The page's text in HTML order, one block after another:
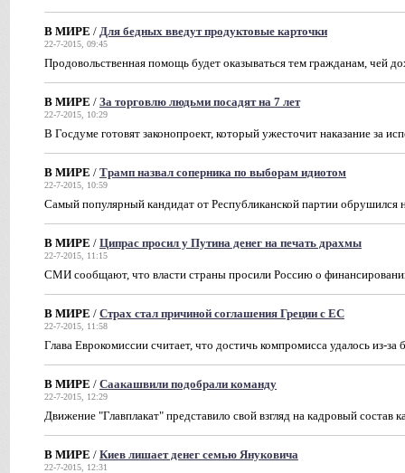
В МИРЕ / Для бедных введут продуктовые карточки
22-7-2015, 09:45
Продовольственная помощь будет оказываться тем гражданам, чей
В МИРЕ / За торговлю людьми посадят на 7 лет
22-7-2015, 10:29
В Госдуме готовят законопроект, который ужесточит наказание за
В МИРЕ / Трамп назвал соперника по выборам идиотом
22-7-2015, 10:59
Самый популярный кандидат от Республиканской партии обрушился
В МИРЕ / Ципрас просил у Путина денег на печать драхмы
22-7-2015, 11:15
СМИ сообщают, что власти страны просили Россию о
В МИРЕ / Страх стал причиной соглашения Греции с ЕС
22-7-2015, 11:58
Глава Еврокомиссии считает, что достичь компромисса удалось из-за
В МИРЕ / Саакашвили подобрали команду
22-7-2015, 12:29
Движение "Главплакат" представило свой взгляд на кадровый состав
В МИРЕ / Киев лишает денег семью Януковича
22-7-2015, 12:31